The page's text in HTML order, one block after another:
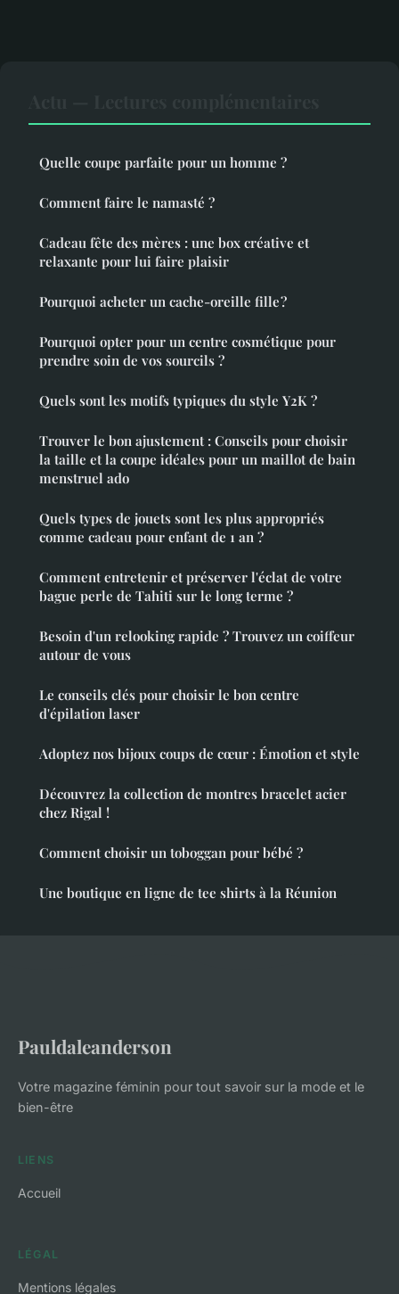
Quelle coupe parfaite pour un homme ?
Comment faire le namasté ?
Cadeau fête des mères : une box créative et
relaxante pour lui faire plaisir
Pourquoi acheter un cache-oreille fille ?
Pourquoi opter pour un centre cosmétique pour
prendre soin de vos sourcils ?
Quels sont les motifs typiques du style Y2K ?
Trouver le bon ajustement : Conseils pour choisir
la taille et la coupe idéales pour un maillot de bain
menstruel ado
Quels types de jouets sont les plus appropriés
comme cadeau pour enfant de 1 an ?
Comment entretenir et préserver l'éclat de votre
bague perle de Tahiti sur le long terme ?
Besoin d'un relooking rapide ? Trouvez un coiffeur
autour de vous
Le conseils clés pour choisir le bon centre
d'épilation laser
Adoptez nos bijoux coups de cœur : Émotion et style
Découvrez la collection de montres bracelet acier
chez Rigal !
Comment choisir un toboggan pour bébé ?
Une boutique en ligne de tee shirts à la Réunion
Pauldaleanderson
Votre magazine féminin pour tout savoir sur la mode et le
bien-être
LIENS
Accueil
LÉGAL
Mentions légales